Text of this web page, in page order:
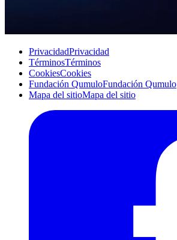
PrivacidadPrivacidad
TérminosTérminos
CookiesCookies
Fundación QumuloFundación Qumulo
Mapa del sitioMapa del sitio